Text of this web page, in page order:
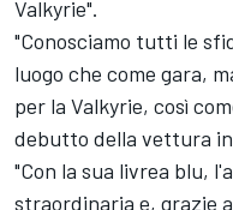
Valkyrie".
"Conosciamo tutti le
luogo che come gara,
per la Valkyrie, così
debutto della vettura
"Con la sua livrea blu,
straordinaria e, grazie